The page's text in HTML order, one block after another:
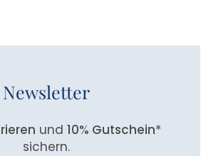
Newsletter
und 10% Gutschein*
sichern.